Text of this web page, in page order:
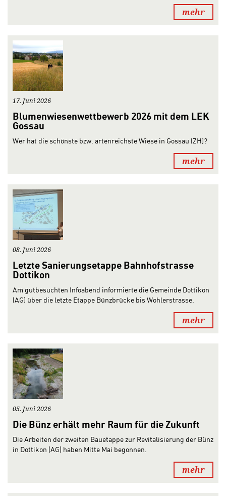
mehr
17. Juni 2026
Blumenwiesenwettbewerb 2026 mit dem LEK
Gossau
Wer hat die schönste bzw. artenreichste Wiese in Gossau (ZH)?
mehr
08. Juni 2026
Letzte Sanierungsetappe Bahnhofstrasse
Dottikon
Am gutbesuchten Infoabend informierte die Gemeinde Dottikon
(AG) über die letzte Etappe Bünzbrücke bis Wohlerstrasse.
mehr
05. Juni 2026
Die Bünz erhält mehr Raum für die Zukunft
Die Arbeiten der zweiten Bauetappe zur Revitalisierung der Bünz
in Dottikon (AG) haben Mitte Mai begonnen.
mehr